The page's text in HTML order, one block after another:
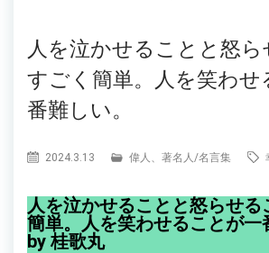
人を泣かせることと怒
すごく簡単。人を笑わせ
番難しい。
2024.3.13 偉人、著名人 /名言集
人を泣かせることと怒らせる
簡単。人を笑わせることが一
by 桂歌丸